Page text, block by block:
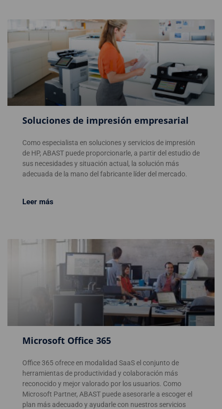
Soluciones de impresión empresarial
Como especialista en soluciones y servicios de impresión
de HP, ABAST puede proporcionarle, a partir del estudio de
sus necesidades y situación actual, la solución más
adecuada de la mano del fabricante líder del mercado.
Leer más
Microsoft Office 365
Office 365 ofrece en modalidad SaaS el conjunto de
herramientas de productividad y colaboración más
reconocido y mejor valorado por los usuarios. Como
Microsoft Partner, ABAST puede asesorarle a escoger el
plan más adecuado y ayudarle con nuestros servicios